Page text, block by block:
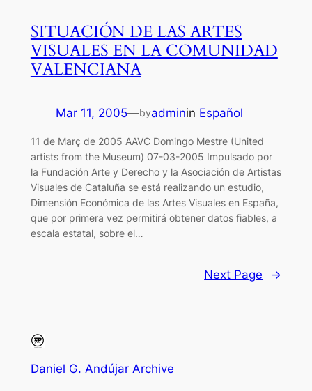
SITUACIÓN DE LAS ARTES
VISUALES EN LA COMUNIDAD
VALENCIANA
Mar 11, 2005—byadminin Español
11 de Març de 2005 AAVC Domingo Mestre (United
artists from the Museum) 07-03-2005 Impulsado por
la Fundación Arte y Derecho y la Asociación de Artistas
Visuales de Cataluña se está realizando un estudio,
Dimensión Económica de las Artes Visuales en España,
que por primera vez permitirá obtener datos fiables, a
escala estatal, sobre el…
Next Page →
Daniel G. Andújar Archive